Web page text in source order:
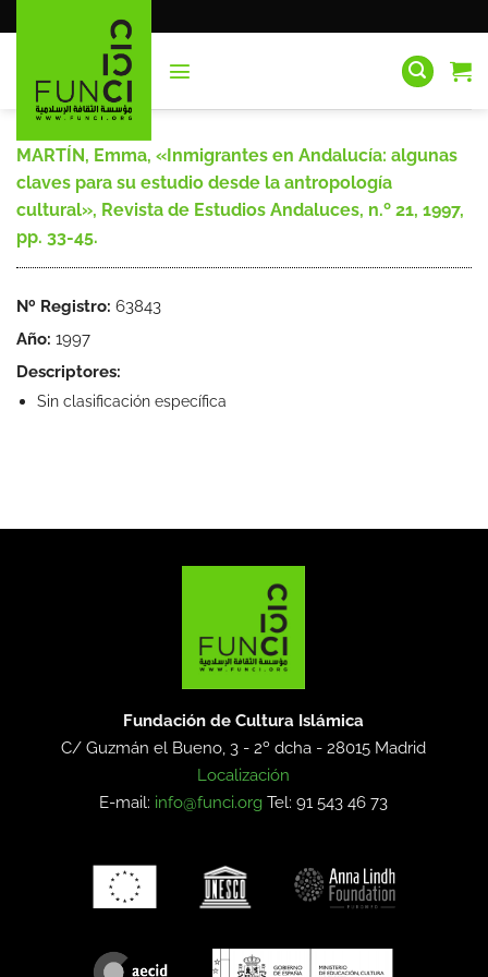
al
MARTÍN, Emma, «Inmigrantes en Andalucía: algunas
claves para su estudio desde la antropología
cultural», Revista de Estudios Andaluces, n.º 21, 1997,
pp. 33-45.
Nº Registro: 63843
Año: 1997
Descriptores:
Sin clasificación específica
Fundación de Cultura Islámica
C/ Guzmán el Bueno, 3 - 2º dcha -28015 Madrid
Localización
E-mail: info@funci.org Tel: 91 543 46 73